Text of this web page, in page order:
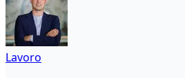
Lavoro